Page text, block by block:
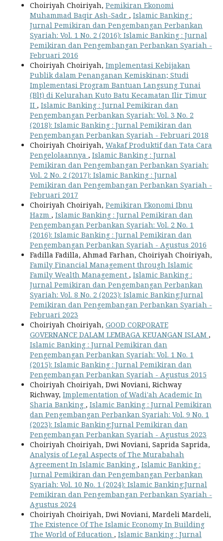
Choiriyah Choiriyah, Pemikiran Ekonomi
Muhammad Baqir Ash-Sadr , Islamic Banking :
Jurnal Pemikiran dan Pengembangan Perbankan
Syariah: Vol. 1 No. 2 (2016): Islamic Banking : Jurnal
Pemikiran dan Pengembangan Perbankan Syariah -
Februari 2016
Choiriyah Choiriyah, Implementasi Kebijakan
Publik dalam Penanganan Kemiskinan; Studi
Implementasi Program Bantuan Langsung Tunai
(Blt) di Kelurahan Kuto Batu Kecamatan Ilir Timur
II , Islamic Banking : Jurnal Pemikiran dan
Pengembangan Perbankan Syariah: Vol. 3 No. 2
(2018): Islamic Banking : Jurnal Pemikiran dan
Pengembangan Perbankan Syariah - Februari 2018
Choiriyah Choiriyah, Wakaf Produktif dan Tata Cara
Pengelolaannya , Islamic Banking : Jurnal
Pemikiran dan Pengembangan Perbankan Syariah:
Vol. 2 No. 2 (2017): Islamic Banking : Jurnal
Pemikiran dan Pengembangan Perbankan Syariah -
Februari 2017
Choiriyah Choiriyah, Pemikiran Ekonomi Ibnu
Hazm , Islamic Banking : Jurnal Pemikiran dan
Pengembangan Perbankan Syariah: Vol. 2 No. 1
(2016): Islamic Banking : Jurnal Pemikiran dan
Pengembangan Perbankan Syariah - Agustus 2016
Fadilla Fadilla, Ahmad Farhan, Choiriyah Choiriyah,
Family Financial Management through Islamic
Family Wealth Management , Islamic Banking :
Jurnal Pemikiran dan Pengembangan Perbankan
Syariah: Vol. 8 No. 2 (2023): Islamic Banking:Jurnal
Pemikiran dan Pengembangan Perbankan Syariah -
Februari 2023
Choiriyah Choiriyah, GOOD CORPORATE
GOVERNANCE DALAM LEMBAGA KEUANGAN ISLAM ,
Islamic Banking : Jurnal Pemikiran dan
Pengembangan Perbankan Syariah: Vol. 1 No. 1
(2015): Islamic Banking : Jurnal Pemikiran dan
Pengembangan Perbankan Syariah - Agustus 2015
Choiriyah Choiriyah, Dwi Noviani, Richway
Richway, Implementation of Wadi'ah Academic In
Sharia Banking , Islamic Banking : Jurnal Pemikiran
dan Pengembangan Perbankan Syariah: Vol. 9 No. 1
(2023): Islamic Banking:Jurnal Pemikiran dan
Pengembangan Perbankan Syariah - Agustus 2023
Choiriyah Choiriyah, Dwi Noviani, Saprida Saprida,
Analysis of Legal Aspects of The Murabahah
Agreement In Islamic Banking , Islamic Banking :
Jurnal Pemikiran dan Pengembangan Perbankan
Syariah: Vol. 10 No. 1 (2024): Islamic Banking:Jurnal
Pemikiran dan Pengembangan Perbankan Syariah -
Agustus 2024
Choiriyah Choiriyah, Dwi Noviani, Mardeli Mardeli,
The Existence Of The Islamic Economy In Building
The World of Education , Islamic Banking : Jurnal